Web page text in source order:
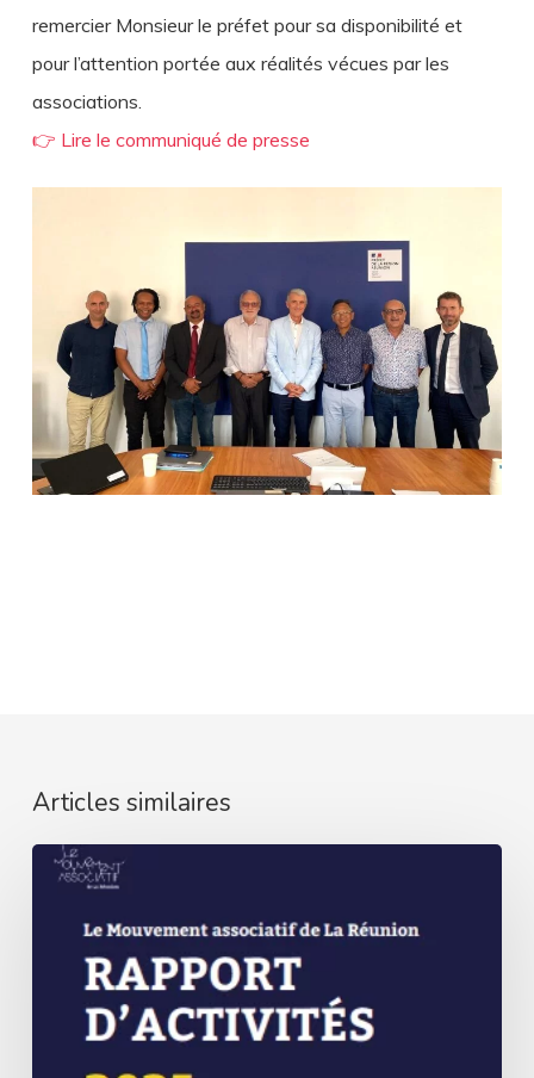
remercier Monsieur le préfet pour sa disponibilité et
pour l’attention portée aux réalités vécues par les
associations.
👉 Lire le communiqué de presse
Articles similaires
Rapport